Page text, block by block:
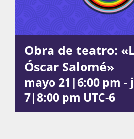
Recursos
Súmate
Obra de teatro:
Óscar Salomé»
mayo 21|6:00 pm -
7|8:00 pm UTC-6